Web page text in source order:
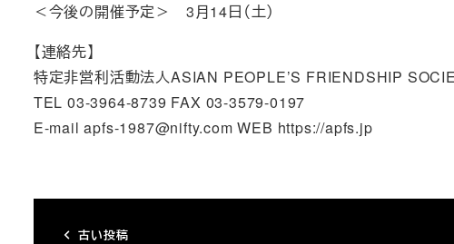
＜今後の開催予定＞ 3月14日（土）
【連絡先】
特定非営利活動法人ASIAN PEOPLE’S FRIENDSHIP
TEL 03-3964-8739 FAX 03-3579-0197
E-mail apfs-1987@nifty.com WEB https://apfs.jp
古い投稿